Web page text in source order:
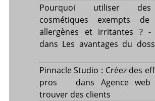
Pourquoi utiliser
cosmétiques exempts de
allergènes et irritantes ? -
dans Les avantages du
Pinnacle Studio : Créez des
pros
dans Agence
trouver des clients